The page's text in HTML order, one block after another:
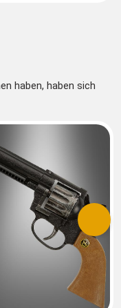
haben, haben sich